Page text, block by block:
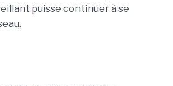
puisse continuer à se